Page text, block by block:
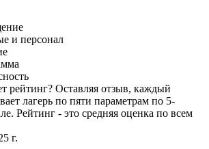
и персонал
рейтинг? Оставляя отзыв, каждый
лагерь по пяти параметрам по 5-
Рейтинг - это средняя оценка по всем
г.